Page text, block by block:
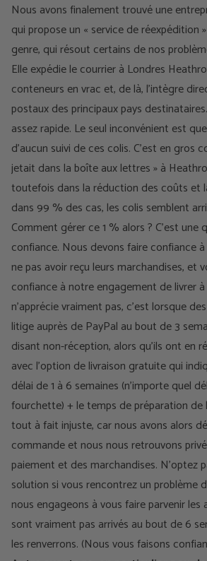
Nous avons finalement trouvé une
qui propose un « service de réexpédition
genre, qui résout certains de nos
Elle expédie le courrier à Londres
conteneurs en vrac et, de là, l'intègre
postaux des principaux pays
assez rapide. Le seul inconvénient est
d'aucun suivi de ces colis. C'est en gros
jetait dans la boîte aux lettres » à
toutefois dans la réduction des coûts et
dans 99 % des cas, les colis semblent
Comment gérer ce 1 % alors ? C'est une
confiance. Nous devons faire confiance
ne pas avoir reçu leurs marchandises, et
confiance à notre engagement de livrer
n'apprécie vraiment pas, c'est lorsque
litige auprès de PayPal au bout de 3
disant non-réception, alors qu'ils ont en
avec l'option de livraison gratuite qui
délai de 1 à 6 semaines (n'importe quel
fourchette) + le temps de préparation de
tout à fait injuste, car nous avons alors
commande et nous nous retrouvons
paiement et des marchandises. N'optez
solution si vous rencontrez un problème
nous engageons à vous faire parvenir les
sont vraiment pas arrivés au bout de 6
les renverrons. (Nous vous faisons